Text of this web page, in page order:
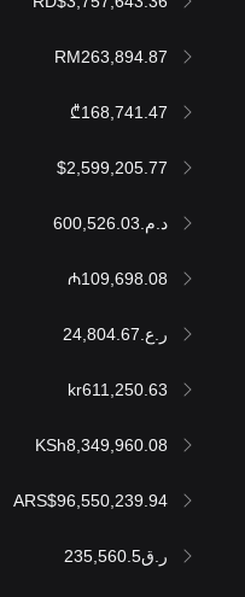
RM263,894.87
₾168,741.47
$2,599,205.77
د.م.600,526.03
₼109,698.08
ر.ع.24,804.67
kr611,250.63
KSh8,349,960.08
ARS$96,550,239.94
ر.ق235,560.5